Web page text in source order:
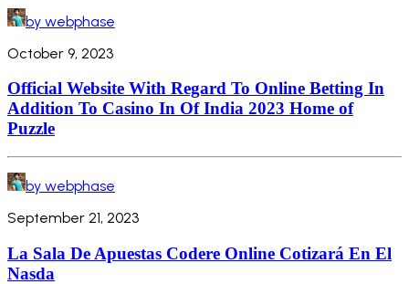
by webphase
October 9, 2023
Official Website With Regard To Online Betting In
Addition To Casino In Of India 2023 Home of
Puzzle
by webphase
September 21, 2023
La Sala De Apuestas Codere Online Cotizará En El
Nasda